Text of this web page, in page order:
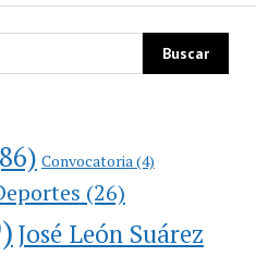
Convocatoria (4)
(26)
José León Suárez